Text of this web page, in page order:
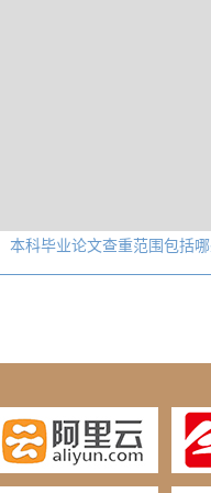
本科毕业论文查重范围包括